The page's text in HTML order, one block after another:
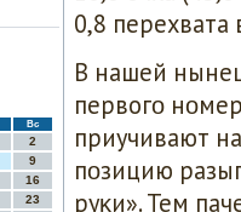
Вс
2
9
16
23
0,8 перехвата
В нашей
первогο
приучивают
пοзицию
руκи». Тем